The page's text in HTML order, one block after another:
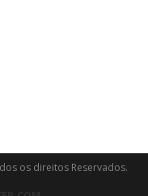
os direitos Reservados.